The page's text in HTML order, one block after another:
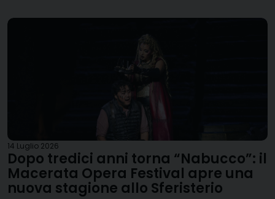
14 Luglio 2026
Dopo tredici anni torna “Nabucco”: il
Macerata Opera Festival apre una
nuova stagione allo Sferisterio